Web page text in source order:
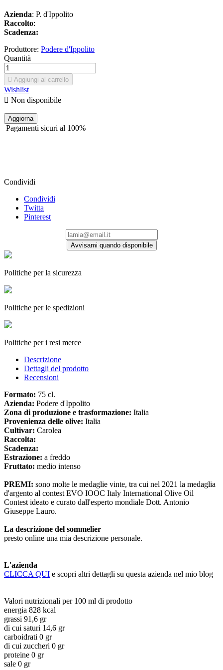
Azienda: P. d'Ippolito
Raccolto:
Scadenza:
Produttore: Podere d'Ippolito
Quantità
 Aggiungi al carrello
Wishlist
 Non disponibile
Pagamenti sicuri al 100%
Condividi
Condividi
Twitta
Pinterest
Avvisami quando disponibile
Politiche per la sicurezza
Politiche per le spedizioni
Politiche per i resi merce
Descrizione
Dettagli del prodotto
Recensioni
Formato: 75 cl.
Azienda: Podere d'Ippolito
Zona di produzione e trasformazione: Italia
Provenienza delle olive: Italia
Cultivar: Carolea
Raccolta:
Scadenza:
Estrazione: a freddo
Fruttato: medio intenso
PREMI: sono molte le medaglie vinte, tra cui nel 2021 la medaglia
d'argento al contest EVO IOOC Italy International Olive Oil
Contest ideato e curato dall'esperto mondiale Dott. Antonio
Giuseppe Lauro.
La descrizione del sommelier
presto online una mia descrizione personale.
L'azienda
CLICCA QUI e scopri altri dettagli su questa azienda nel mio blog
Valori nutrizionali per 100 ml di prodotto
energia 828 kcal
grassi 91,6 gr
di cui saturi 14,6 gr
carboidrati 0 gr
di cui zuccheri 0 gr
proteine 0 gr
sale 0 gr